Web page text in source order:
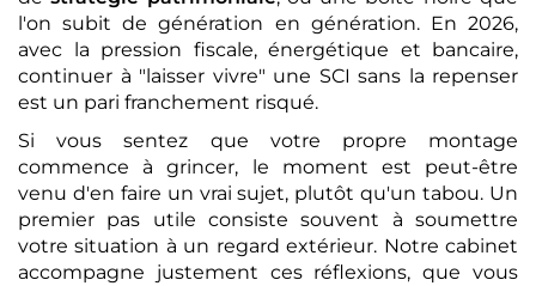
l'on subit de génération en génération. En 2026,
avec la pression fiscale, énergétique et bancaire,
continuer à "laisser vivre" une SCI sans la repenser
est un pari franchement risqué.
Si vous sentez que votre propre montage
commence à grincer, le moment est peut-être
venu d'en faire un vrai sujet, plutôt qu'un tabou. Un
premier pas utile consiste souvent à soumettre
votre situation à un regard extérieur. Notre cabinet
accompagne justement ces réflexions, que vous